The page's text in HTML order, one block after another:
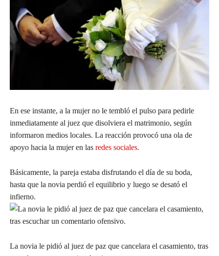
En ese instante, a la mujer no le tembló el pulso para pedirle
inmediatamente al juez que disolviera el matrimonio, según
informaron medios locales. La reacción provocó una ola de
apoyo hacia la mujer en las redes sociales.
Básicamente, la pareja estaba disfrutando el día de su boda,
hasta que la novia perdió el equilibrio y luego se desató el
infierno.
La novia le pidió al juez de paz que cancelara el casamiento, tras